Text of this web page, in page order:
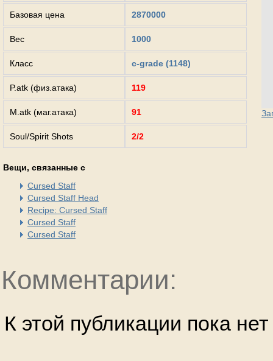
Базовая цена 2870000
Вес 1000
Класс c-grade (1148)
P.atk (физ.атака) 119
M.atk (маг.атака) 91
Soul/Spirit Shots 2/2
Вещи, связанные с
Cursed Staff
Cursed Staff Head
Recipe: Cursed Staff
Cursed Staff
Cursed Staff
Комментарии:
К этой публикации пока